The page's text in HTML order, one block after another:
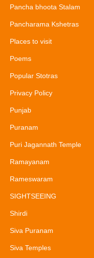
Pancha bhoota Stalam
Pancharama Kshetras
Places to visit
Poems
Popular Stotras
Privacy Policy
Punjab
Puranam
Puri Jagannath Temple
Ramayanam
Rameswaram
SIGHTSEEING
Shirdi
Siva Puranam
Siva Temples